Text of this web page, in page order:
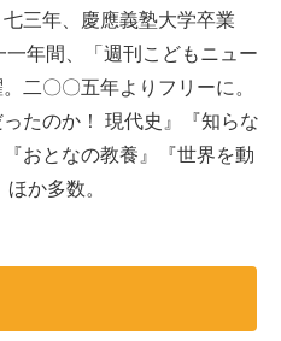
三年、慶應義塾大学卒業
年間、「週刊こどもニュー
二〇〇五年よりフリーに。
たのか！ 現代史』『知らな
おとなの教養』『世界を動
か多数。